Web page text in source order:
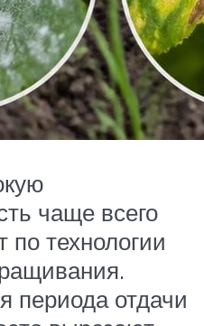
чаще всего
по технологии
периода отдачи